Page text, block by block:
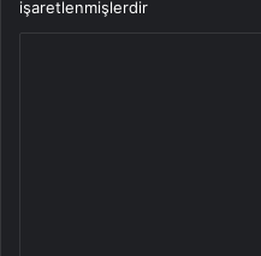
işaretlenmişlerdir